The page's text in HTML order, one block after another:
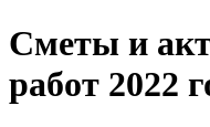
Сметы и
работ 2022